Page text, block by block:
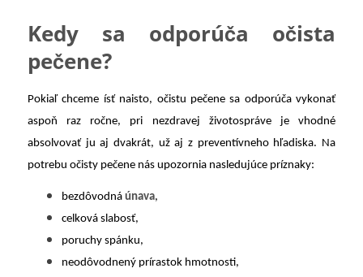
Kedy sa odporúča očista
pečene?
Pokiaľ chceme ísť naisto, očistu pečene sa odporúča vykonať
aspoň raz ročne, pri nezdravej životospráve je vhodné
absolvovať ju aj dvakrát, už aj z preventívneho hľadiska. Na
potrebu očisty pečene nás upozornia nasledujúce príznaky:
bezdôvodná únava,
celková slabosť,
poruchy spánku,
neodôvodnený prírastok hmotnosti,